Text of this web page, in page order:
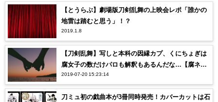
【とうらぶ】劇場版刀剣乱舞の上映会レポ「誰かの
地雷は踏むと思う」！？
2019.1.8
【刀剣乱舞】写しと本科の因縁カプ、くにちょぎは
腐女子の数だけパロも解釈もあるんだな…【腐ネ
タ】
2019-07-20 15:23:14
刀ミュ初の戯曲本が3冊同時発売！カバーカットは石